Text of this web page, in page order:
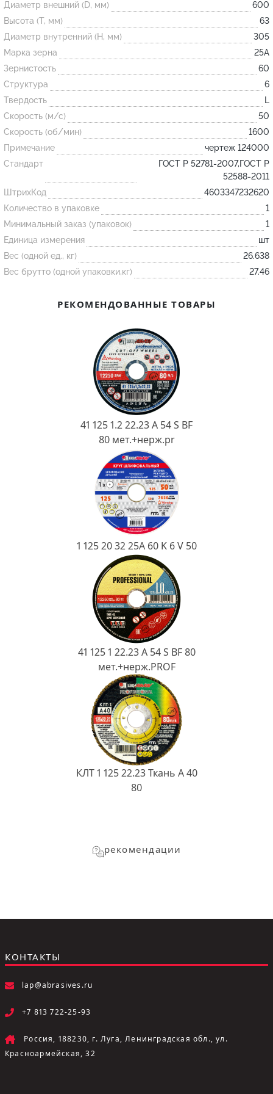
Огнеупорные
изделия
Скачать каталог
Тигель
Муфель
Черпак
Шербер
Трубка
Стержень
Пробка
Подставка
Лодочка
Контакт
Желоб
Диаметр внешний (D, мм)
600
Высота (T, мм)
63
Диаметр внутренний (H, мм)
305
Марка зерна
25А
Зернистость
60
Структура
6
Твердость
L
Скорость (м/с)
50
Скорость (об/мин)
1600
Примечание
чертеж 124000
Стандарт
ГОСТ Р 52781-2007,ГОСТ Р
52588-2011
ШтрихКод
4603347232620
Количество в упаковке
1
Минимальный заказ (упаковок)
1
Единица измерения
шт
Вес (одной ед., кг)
26.638
Вес брутто (одной упаковки,кг)
27.46
РЕКОМЕНДОВАННЫЕ ТОВАРЫ
41 125 1.2 22.23 A 54 S BF
80 мет.+нерж.pr
1 125 20 32 25А 60 K 6 V 50
41 125 1 22.23 A 54 S BF 80
мет.+нерж.PROF
КЛТ 1 125 22.23 Ткань A 40
80
рекомендации
КОНТАКТЫ
lap@abrasives.ru
+7 813 722-25-93
Россия, 188230, г. Луга, Ленинградская обл., ул.
Красноармейская, 32